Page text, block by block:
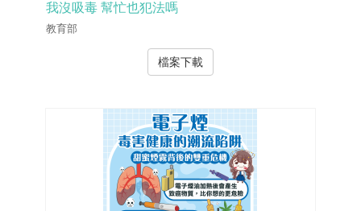
我沒吸毒 幫忙也犯法嗎
教育部
檔案下載